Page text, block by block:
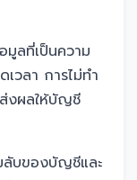
ลที่เป็นความ
วลา การไม่ทำ
ส่งผลให้บัญชี
ลับของบัญชีและ